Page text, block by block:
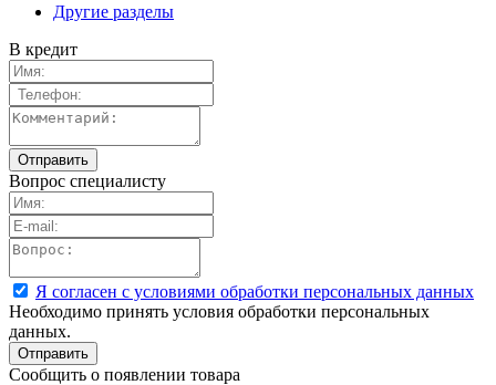
Другие разделы
В кредит
Вопрос специалисту
Я согласен с условиями обработки персональных данных
Необходимо принять условия обработки персональных
данных.
Сообщить о появлении товара